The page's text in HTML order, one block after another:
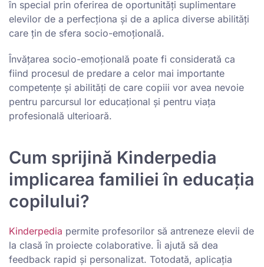
în special prin oferirea de oportunități suplimentare
elevilor de a perfecționa și de a aplica diverse abilități
care țin de sfera socio-emoțională.
Învățarea socio-emoțională poate fi considerată ca
fiind procesul de predare a celor mai importante
competențe și abilități de care copiii vor avea nevoie
pentru parcursul lor educațional și pentru viața
profesională ulterioară.
Cum sprijină Kinderpedia
implicarea familiei în educația
copilului?
Kinderpedia permite profesorilor să antreneze elevii de
la clasă în proiecte colaborative. Îi ajută să dea
feedback rapid și personalizat. Totodată, aplicația